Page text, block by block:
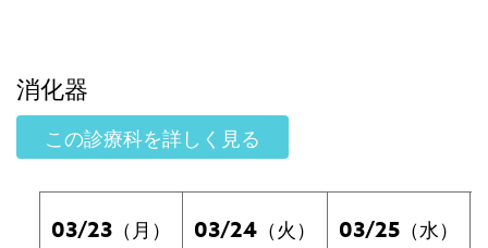
消化器
この診療科を詳しく見る
03/23 （月） 03/24 （火） 03/25 （水）